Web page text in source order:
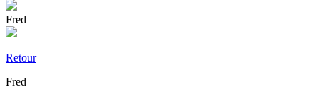
Fred
Retour
Fred